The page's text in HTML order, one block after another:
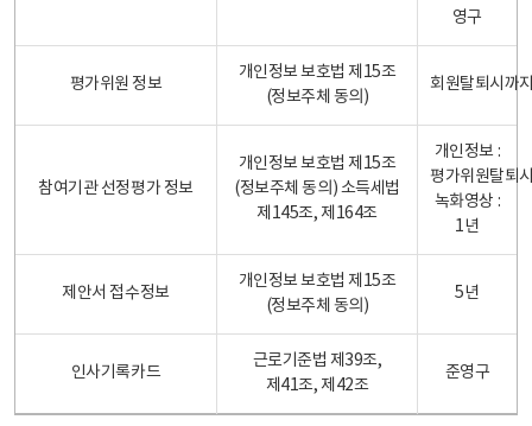
영구
평가위원 정보
개인정보 보호법 제15조
(정보주체 동의)
회원탈퇴시까
참여기관 선정평가 정보
개인정보 보호법 제15조
(정보주체 동의) 소득세법
제145조, 제164조
개인정보 :
평가위원탈퇴
녹화영상 :
1년
제안서 접수정보
개인정보 보호법 제15조
(정보주체 동의)
5년
인사기록카드
근로기준법 제39조,
제41조, 제42조
준영구